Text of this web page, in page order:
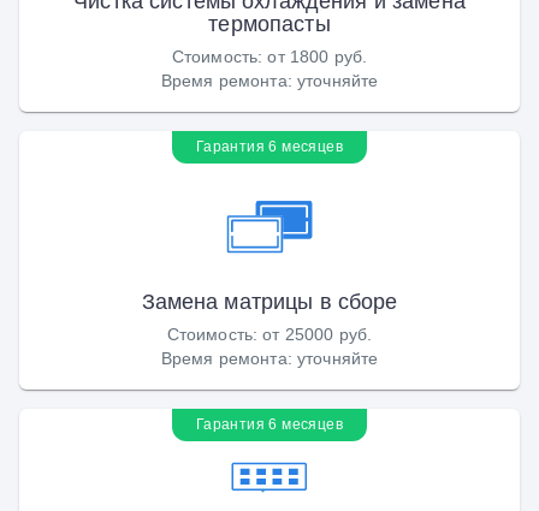
термопасты
Стоимость:от 1800 руб.
Время ремонта: уточняйте
Гарантия 6 месяцев
Замена матрицы в сборе
Стоимость:от 25000 руб.
Время ремонта: уточняйте
Гарантия 6 месяцев